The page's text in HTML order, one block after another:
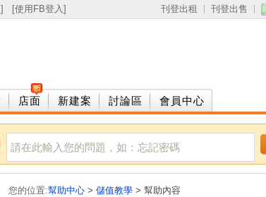
] [使用FB登入] 刊登出租 刊登出售
店面 新建案 討論區 會員中心
您的位置:幫助中心 > 儲值教學 > 幫助內容